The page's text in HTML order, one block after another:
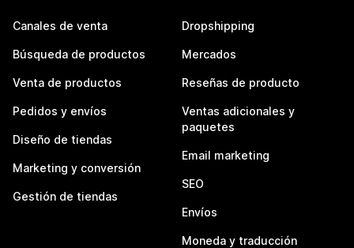
Canales de venta
Búsqueda de productos
Venta de productos
Pedidos y envíos
Diseño de tiendas
Marketing y conversión
Gestión de tiendas
Dropshipping
Mercados
Reseñas de producto
Ventas adicionales y
paquetes
Email marketing
SEO
Envíos
Moneda y traducción